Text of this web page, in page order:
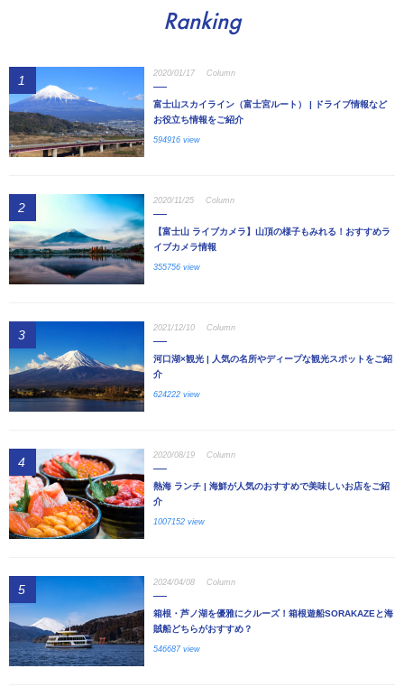
Ranking
1 2020/01/17 Column
富士山スカイライン（富士宮ルート） | ドライブ情報など
お役立ち情報をご紹介
594916 view
2 2020/11/25 Column
【富士山 ライブカメラ】山頂の様子もみれる！おすすめラ
イブカメラ情報
355756 view
3 2021/12/10 Column
河口湖×観光 | 人気の名所やディープな観光スポットをご紹
介
624222 view
4 2020/08/19 Column
熱海 ランチ | 海鮮が人気のおすすめで美味しいお店をご紹
介
1007152 view
5 2024/04/08 Column
箱根・芦ノ湖を優雅にクルーズ！箱根遊船SORAKAZEと海
賊船どちらがおすすめ？
546687 view